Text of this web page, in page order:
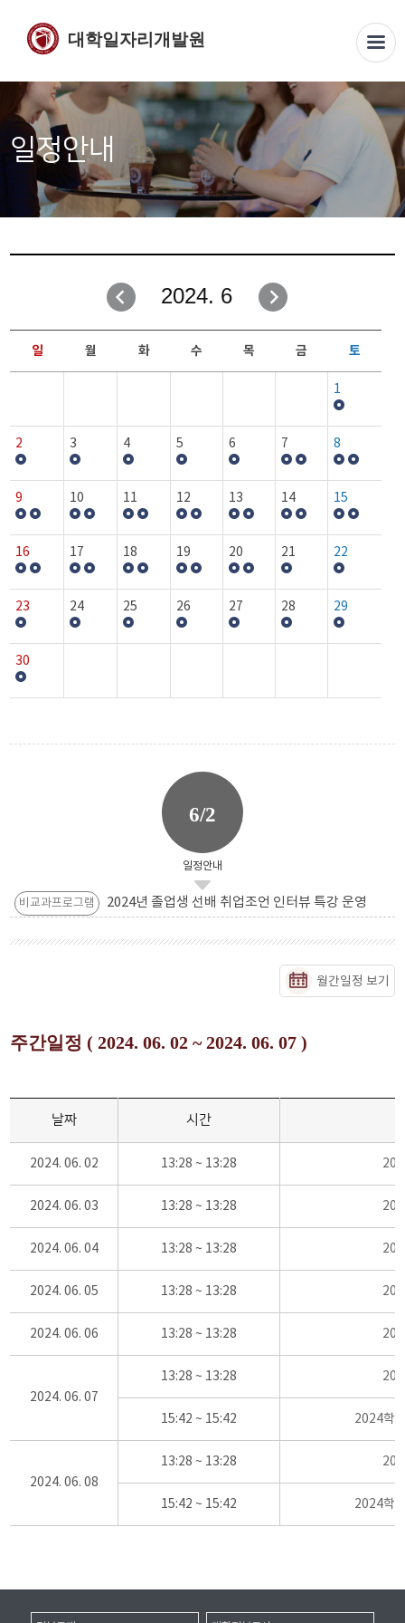
대학일자리개발원
일정안내
2024. 6
일 월 화 수 목 금 토
1
2 3 4 5 6 7 8
9 10 11 12 13 14 15
16 17 18 19 20 21 22
23 24 25 26 27 28 29
30
6/2
일정안내
비교과프로그램 2024년 졸업생 선배 취업조언 인터뷰 특강 운영
월간일정 보기
주간일정 ( 2024. 06. 02 ~ 2024. 06. 07 )
날짜 시간
2024. 06. 02 13:28 ~ 13:28
2024. 06. 03 13:28 ~ 13:28
2024. 06. 04 13:28 ~ 13:28
2024. 06. 05 13:28 ~ 13:28
2024. 06. 06 13:28 ~ 13:28
2024. 06. 07
13:28 ~ 13:28
15:42 ~ 15:42 2024학
2024. 06. 08
13:28 ~ 13:28
15:42 ~ 15:42 2024학